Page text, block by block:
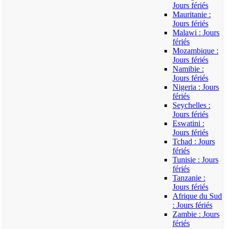
Jours fériés
Mauritanie :
Jours fériés
Malawi : Jours
fériés
Mozambique :
Jours fériés
Namibie :
Jours fériés
Nigeria : Jours
fériés
Seychelles :
Jours fériés
Eswatini :
Jours fériés
Tchad : Jours
fériés
Tunisie : Jours
fériés
Tanzanie :
Jours fériés
Afrique du Sud
: Jours fériés
Zambie : Jours
fériés